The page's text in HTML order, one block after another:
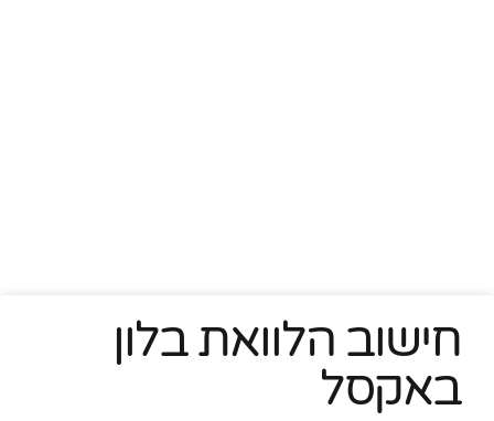
חישוב הלוואת בלון
באקסל